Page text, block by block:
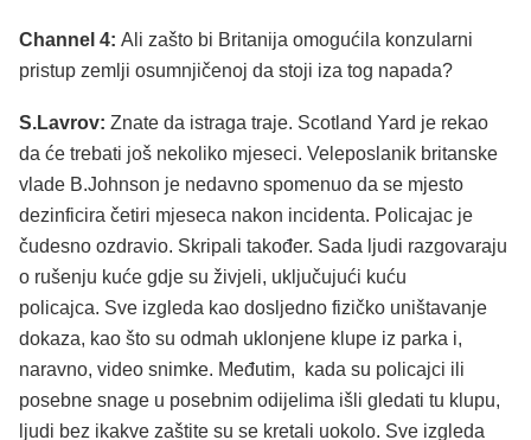
Channel 4: Ali zašto bi Britanija omogućila konzularni
pristup zemlji osumnjičenoj da stoji iza tog napada?
S.Lavrov: Znate da istraga traje. Scotland Yard je rekao
da će trebati još nekoliko mjeseci. Veleposlanik britanske
vlade B.Johnson je nedavno spomenuo da se mjesto
dezinficira četiri mjeseca nakon incidenta. Policajac je
čudesno ozdravio. Skripali također. Sada ljudi razgovaraju
o rušenju kuće gdje su živjeli, uključujući kuću
policajca. Sve izgleda kao dosljedno fizičko uništavanje
dokaza, kao što su odmah uklonjene klupe iz parka i,
naravno, video snimke. Međutim, kada su policajci ili
posebne snage u posebnim odijelima išli gledati tu klupu,
ljudi bez ikakve zaštite su se kretali uokolo. Sve izgleda